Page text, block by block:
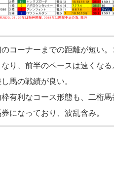
コーナーまでの距離が短い
り、前半のペースは速くな
馬の戦績が良い。
有利なコース形態も、二桁馬
になっており、波乱含み。